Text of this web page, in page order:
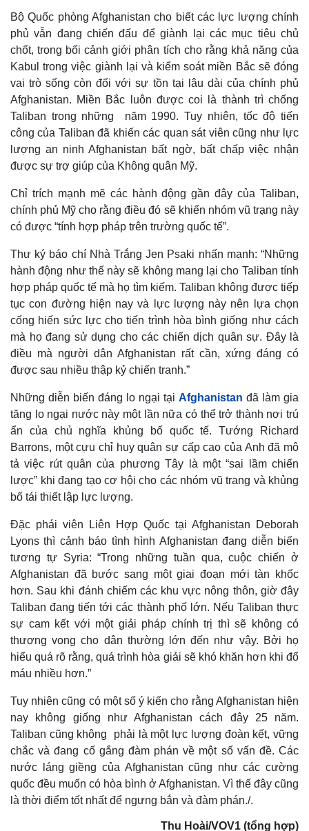
Thế giới
Quan sát
Hồ sơ
Multimedia
Video
E-Magazine
Infographic
Bộ Quốc phòng Afghanistan cho biết các lực lượng chính
phủ vẫn đang chiến đấu để giành lại các mục tiêu chủ
chốt, trong bối cảnh giới phân tích cho rằng khả năng của
Kabul trong việc giành lại và kiểm soát miền Bắc sẽ đóng
vai trò sống còn đối với sự tồn tại lâu dài của chính phủ
Afghanistan. Miền Bắc luôn được coi là thành trì chống
Taliban trong những năm 1990. Tuy nhiên, tốc độ tiến
công của Taliban đã khiến các quan sát viên cũng như lực
lượng an ninh Afghanistan bất ngờ, bất chấp việc nhận
được sự trợ giúp của Không quân Mỹ.
Chỉ trích mạnh mẽ các hành động gần đây của Taliban,
chính phủ Mỹ cho rằng điều đó sẽ khiến nhóm vũ trạng này
có được “tính hợp pháp trên trường quốc tế”.
Thư ký báo chí Nhà Trắng Jen Psaki nhấn mạnh: “Những
hành động như thế này sẽ không mang lại cho Taliban tính
hợp pháp quốc tế mà họ tìm kiếm. Taliban không được tiếp
tục con đường hiện nay và lực lượng này nên lựa chọn
cống hiến sức lực cho tiến trình hòa bình giống như cách
mà họ đang sử dụng cho các chiến dịch quân sự. Đây là
điều mà người dân Afghanistan rất cần, xứng đáng có
được sau nhiều thập kỷ chiến tranh.”
Những diễn biến đáng lo ngại tại Afghanistan đã làm gia
tăng lo ngại nước này một lần nữa có thể trở thành nơi trú
ẩn của chủ nghĩa khủng bố quốc tế. Tướng Richard
Barrons, một cựu chỉ huy quân sự cấp cao của Anh đã mô
tả việc rút quân của phương Tây là một “sai lầm chiến
lược” khi đang tạo cơ hội cho các nhóm vũ trang và khủng
bố tái thiết lập lực lượng.
Đặc phái viên Liên Hợp Quốc tại Afghanistan Deborah
Lyons thì cảnh báo tình hình Afghanistan đang diễn biến
tương tự Syria: “Trong những tuần qua, cuộc chiến ở
Afghanistan đã bước sang một giai đoạn mới tàn khốc
hơn. Sau khi đánh chiếm các khu vực nông thôn, giờ đây
Taliban đang tiến tới các thành phố lớn. Nếu Taliban thực
sự cam kết với một giải pháp chính trị thì sẽ không có
thương vong cho dân thường lớn đến như vậy. Bởi họ
hiểu quá rõ rằng, quá trình hòa giải sẽ khó khăn hơn khi đổ
máu nhiều hơn.”
Tuy nhiên cũng có một số ý kiến cho rằng Afghanistan hiện
nay không giống như Afghanistan cách đây 25 năm.
Taliban cũng không phải là một lực lượng đoàn kết, vững
chắc và đang cố gắng đàm phán về một số vấn đề. Các
nước láng giềng của Afghanistan cũng như các cường
quốc đều muốn có hòa bình ở Afghanistan. Vì thế đây cũng
là thời điểm tốt nhất để ngưng bắn và đàm phán./.
Thu Hoài/VOV1 (tổng hợp)